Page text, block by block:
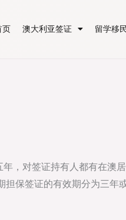
页 澳大利亚签证 留学移
，对签证持有人都有在澳
保签证的有效期分为三年